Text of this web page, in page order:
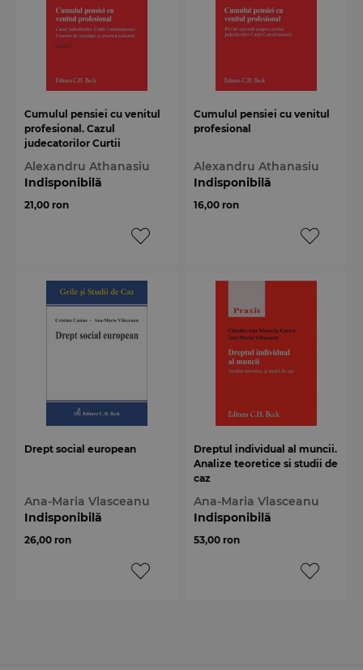
Cumulul pensiei cu venitul
profesional. Cazul
judecatorilor Curtii
Alexandru Athanasiu
Indisponibilă
21,00 ron
Cumulul pensiei cu venitul
profesional
Alexandru Athanasiu
Indisponibilă
16,00 ron
Drept social european
Ana-Maria Vlasceanu
Indisponibilă
26,00 ron
Dreptul individual al muncii.
Analize teoretice si studii de
caz
Ana-Maria Vlasceanu
Indisponibilă
53,00 ron